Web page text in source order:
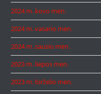
2024 m. kovo mėn.
2024 m. vasario mėn.
2024 m. sausio mėn.
2023 m. liepos mėn.
2023 m. birželio mėn.